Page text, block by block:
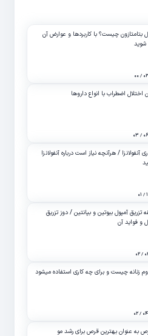
بتامتازون چیست؟ با کاربردها و عوارض آن
شوید
اختلال اضطراب با انواع داروها
آنفولانزا / هرآنچه نیاز است درباره آنفولانزا
تزریق آمپول بیوتین و بپانتین / دوز تزریق
و فواید آن
زنانه چیست و برای چه کاری استفاده میشود